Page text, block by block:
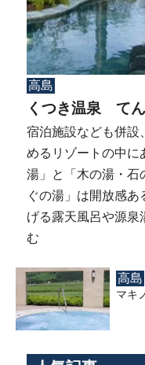
高島
くつき温泉 て
宿泊施設なども併設
めるリゾートの中に
湯」と「木の湯・石
ぐの湯」は開放感
げる露天風呂や源
む
高島
マキ